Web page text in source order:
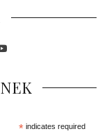
Youtube
*indicates required